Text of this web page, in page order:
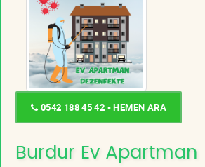
0542 188 45 42 - HEMEN ARA
Burdur Ev Apartman